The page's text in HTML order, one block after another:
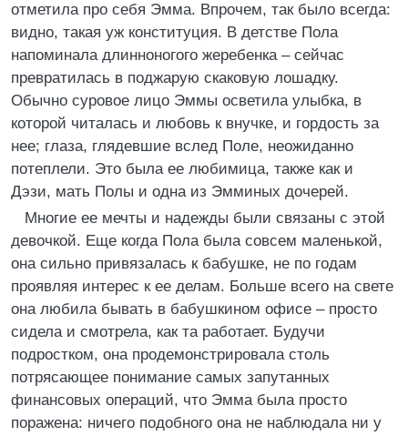
отметила про себя Эмма. Впрочем, так было всегда:
видно, такая уж конституция. В детстве Пола
напоминала длинноногого жеребенка – сейчас
превратилась в поджарую скаковую лошадку.
Обычно суровое лицо Эммы осветила улыбка, в
которой читалась и любовь к внучке, и гордость за
нее; глаза, глядевшие вслед Поле, неожиданно
потеплели. Это была ее любимица, также как и
Дэзи, мать Полы и одна из Эмминых дочерей.
Многие ее мечты и надежды были связаны с этой
девочкой. Еще когда Пола была совсем маленькой,
она сильно привязалась к бабушке, не по годам
проявляя интерес к ее делам. Больше всего на свете
она любила бывать в бабушкином офисе – просто
сидела и смотрела, как та работает. Будучи
подростком, она продемонстрировала столь
потрясающее понимание самых запутанных
финансовых операций, что Эмма была просто
поражена: ничего подобного она не наблюдала ни у